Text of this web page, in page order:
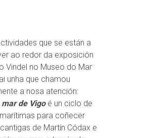
que se están a
ao redor da exposición
Vindel no Museo do Mar
unha que chamou
a nosa atención:
mar de Vigoé un ciclo de
para coñecer
de Martín Códax e